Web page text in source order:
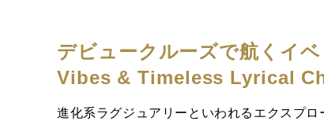
デビュークルーズで航くイ
Vibes & Timeless Lyrical
進化系ラグジュアリーといわれるエクスプ